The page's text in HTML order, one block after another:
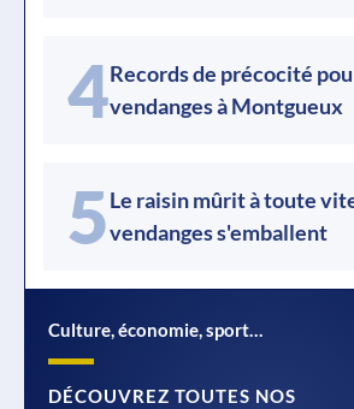
4Records de précocité
vendanges à Montgueux
5Le raisin mûrit à toute
vendanges s'emballent
Culture, économie, sport…
DÉCOUVREZ TOUTES NOS